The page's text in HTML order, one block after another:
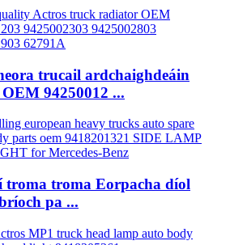
trucail ardchaighdeáin
94250012 ...
troma troma Eorpacha díol
pa ...